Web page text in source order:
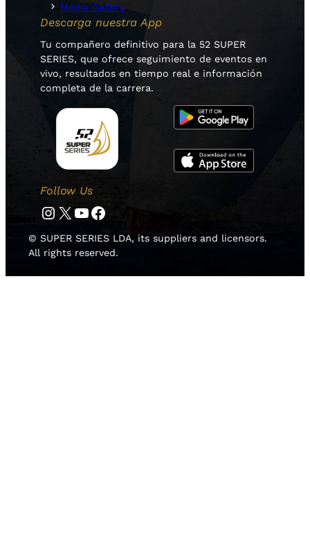
Media Gallery
Descarga nuestra App
Tu compañero definitivo para la 52 SUPER
SERIES, que ofrece seguimiento de eventos en
vivo, resultados en tiempo real e información
completa de la carrera.
Follow Us
Instagram Twitter YouTube Facebook
© SUPER SERIES LDA, its suppliers and licensors.
All rights reserved.